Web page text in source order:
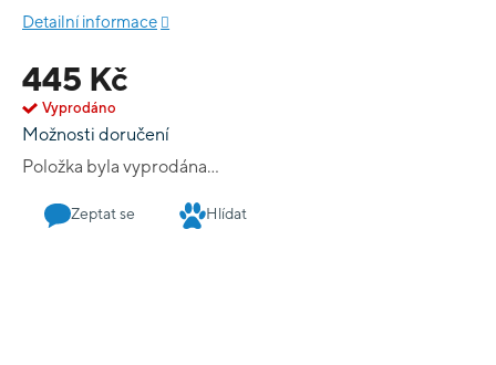
445 Kč
Vyprodáno
Možnosti doručení
Položka byla vyprodána…
Detailní informace
Zeptat se Hlídat